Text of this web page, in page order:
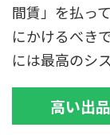
間賃」を払っ
にかけるべき
には最高のシ
高い出